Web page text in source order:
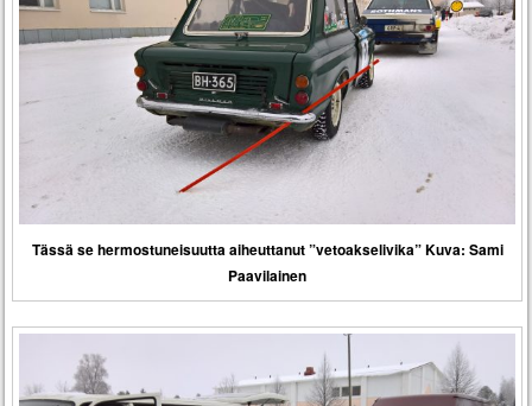
Tässä se hermostuneisuutta aiheuttanut ”vetoakselivika” Kuva: Sami
Paavilainen